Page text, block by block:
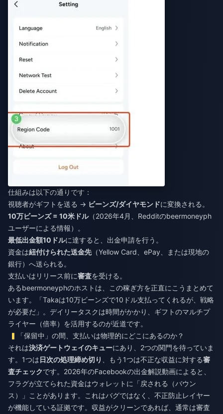
仕組みは以下の通りです：
視聴者がギフトを送る → ビーンズ/ダイヤモンドに変換される。
10万ビーンズ = 10米ドル（2026年4月、Redditのbeermoneyph
ユーザーによる情報）。
最低出金額10ドルに達すると、出金申請を行う。
資金は紐付けられた送金先 （Yellow Card、ePay、または現地の
銀行）へ送られる。
支払いはリリース前に審査を受ける。
あるbeermoneyphのホストは、この稼ぎ方を正直にこうまとめて
います。「Takaは10万ビーンズで10ドル支払ってくれるが、戦略
が必要だ」。デイリータスクは時間がかかり、ギフトのマルチプ
ライヤー（倍率）を活用するのが近道です。
「保留中」の間、支払いは物理的にどこにあるのか？
それは決済ゲートウェイのキューにあり、2つの関門を待っていま
す。1つは日次の処理締め切り 、もう1つは不正な収益に対する審
査チェックです。2026年のFacebookの出金解説動画によると、
フラグが立てられた資金はウォレットに「戻される（バウン
ス）」ことがあります。これはバグではなく、不正防止レイヤー
が機能している証拠です。収益がクリーンであれば、通常は審査